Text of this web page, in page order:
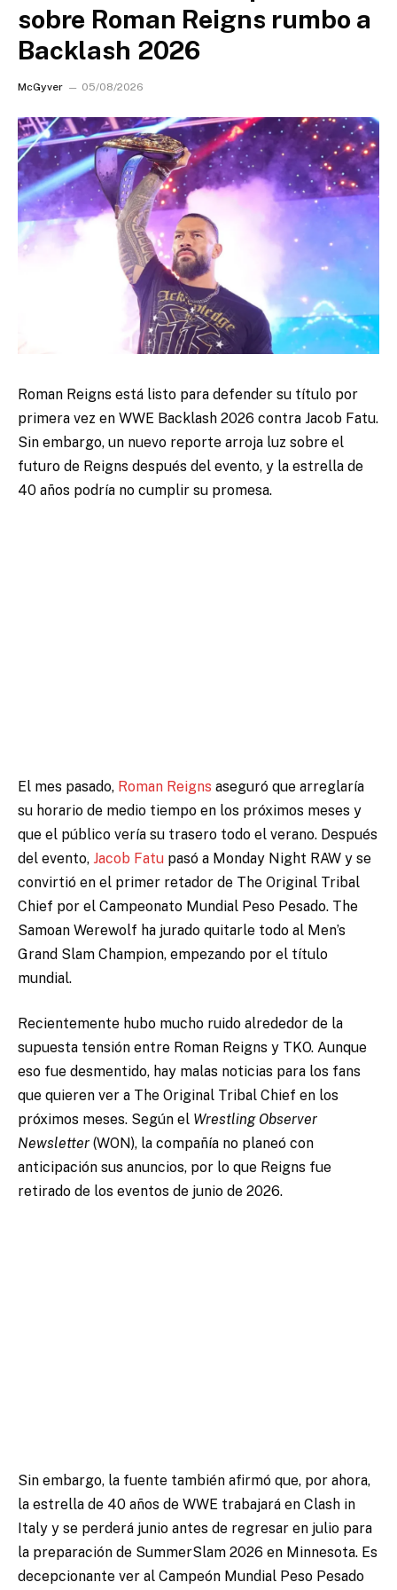
sobre Roman Reigns rumbo a
Backlash 2026
McGyver 05/08/2026
Roman Reigns está listo para defender su título por
primera vez en WWE Backlash 2026 contra Jacob Fatu.
Sin embargo, un nuevo reporte arroja luz sobre el
futuro de Reigns después del evento, y la estrella de
40 años podría no cumplir su promesa.
El mes pasado, Roman Reigns aseguró que arreglaría
su horario de medio tiempo en los próximos meses y
que el público vería su trasero todo el verano. Después
del evento, Jacob Fatu pasó a Monday Night RAW y se
convirtió en el primer retador de The Original Tribal
Chief por el Campeonato Mundial Peso Pesado. The
Samoan Werewolf ha jurado quitarle todo al Men’s
Grand Slam Champion, empezando por el título
mundial.
Recientemente hubo mucho ruido alrededor de la
supuesta tensión entre Roman Reigns y TKO. Aunque
eso fue desmentido, hay malas noticias para los fans
que quieren ver a The Original Tribal Chief en los
próximos meses. Según el Wrestling Observer
Newsletter (WON), la compañía no planeó con
anticipación sus anuncios, por lo que Reigns fue
retirado de los eventos de junio de 2026.
Sin embargo, la fuente también afirmó que, por ahora,
la estrella de 40 años de WWE trabajará en Clash in
Italy y se perderá junio antes de regresar en julio para
la preparación de SummerSlam 2026 en Minnesota. Es
decepcionante ver al Campeón Mundial Peso Pesado